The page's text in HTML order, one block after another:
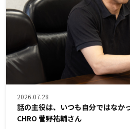
2026.07.28
話の主役は、いつも自分ではなか
CHRO 菅野祐輔さん